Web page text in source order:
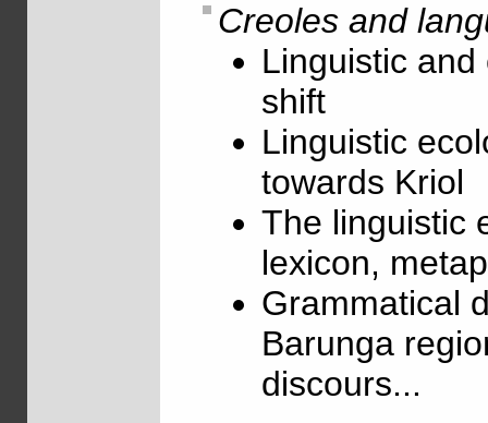
Creoles and
Linguistic
shift
Linguistic
towards Kriol
The linguistic
lexicon,
Grammatical
Barunga
discours...